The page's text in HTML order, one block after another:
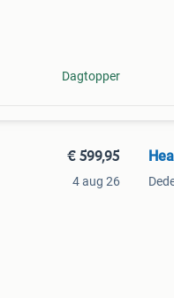
Dagtopper
€ 599,95
4 aug 26